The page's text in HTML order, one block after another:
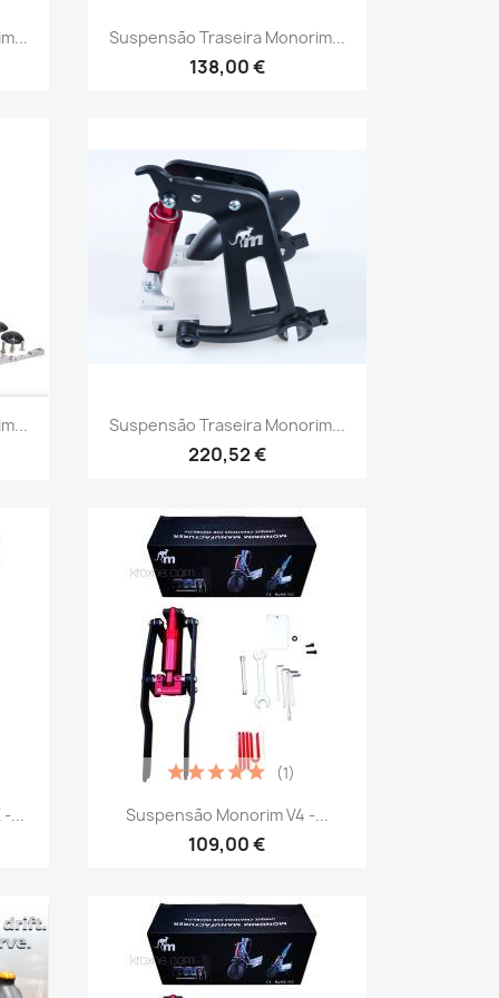
Vista rápida
Suspensão Traseira Monorim...
138,00 €
Vista rápida
Suspensão Traseira Monorim...
220,52 €
... Vista rápida
Suspensão Monorim V4 -...
109,00 €
(1)